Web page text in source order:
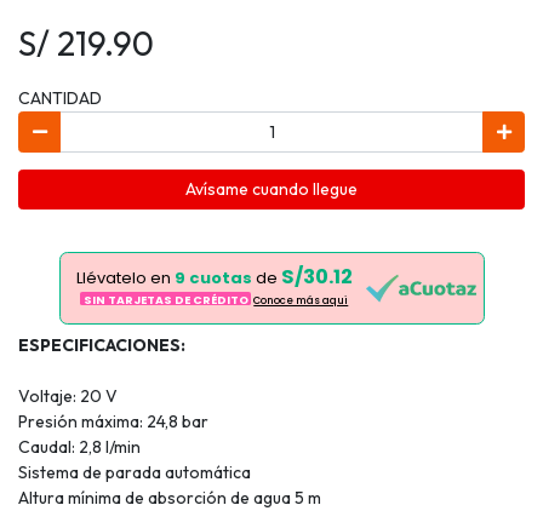
S/ 219.90
CANTIDAD
Avísame cuando llegue
Llévatelo en 9 cuotas de S/30.12
SIN TARJETAS DE CRÉDITO Conoce más aqui
ESPECIFICACIONES:
Voltaje: 20 V
Presión máxima: 24,8 bar
Caudal: 2,8 l/min
Sistema de parada automática
Altura mínima de absorción de agua 5 m